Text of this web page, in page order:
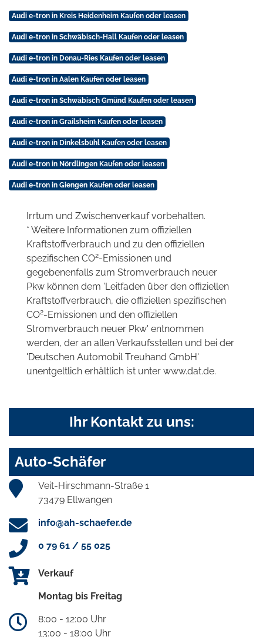
Audi e-tron in Kreis Heidenheim Kaufen oder leasen
Audi e-tron in Schwäbisch-Hall Kaufen oder leasen
Audi e-tron in Donau-Ries Kaufen oder leasen
Audi e-tron in Aalen Kaufen oder leasen
Audi e-tron in Schwäbisch Gmünd Kaufen oder leasen
Audi e-tron in Grailsheim Kaufen oder leasen
Audi e-tron in Dinkelsbühl Kaufen oder leasen
Audi e-tron in Nördlingen Kaufen oder leasen
Audi e-tron in Giengen Kaufen oder leasen
Irrtum und Zwischenverkauf vorbehalten.
* Weitere Informationen zum offiziellen
Kraftstoffverbrauch und zu den offiziellen
spezifischen CO2-Emissionen und
gegebenenfalls zum Stromverbrauch neuer
Pkw können dem 'Leitfaden über den offiziellen
Kraftstoffverbrauch, die offiziellen spezifischen
CO2-Emissionen und den offiziellen
Stromverbrauch neuer Pkw' entnommen
werden, der an allen Verkaufsstellen und bei der
'Deutschen Automobil Treuhand GmbH'
unentgeltlich erhältlich ist unter www.dat.de.
Ihr Kontakt zu uns:
Auto-Schäfer
Veit-Hirschmann-Straße 1
73479 Ellwangen
info@ah-schaefer.de
0 79 61 / 55 025
Verkauf
Montag bis Freitag
8:00 - 12:00 Uhr
13:00 - 18:00 Uhr